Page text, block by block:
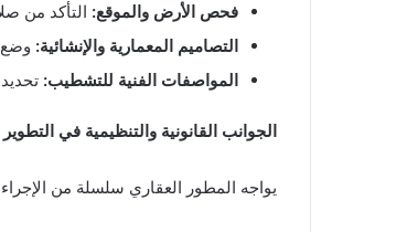
فحص الأرض والموقع: التأكد من
التصاميم المعمارية والإنشائية: وضع
المواصفات الفنية للتشطيب:
الجوانب القانونية والتنظيمية في
يواجه المطور العقاري سلسلة من